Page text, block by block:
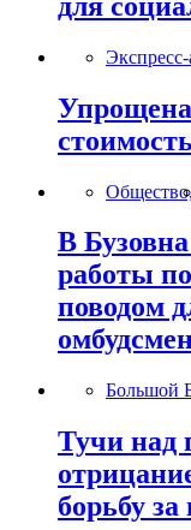
Упрощена
В
работы
поводом
Большой
Тучи над
борьбу за